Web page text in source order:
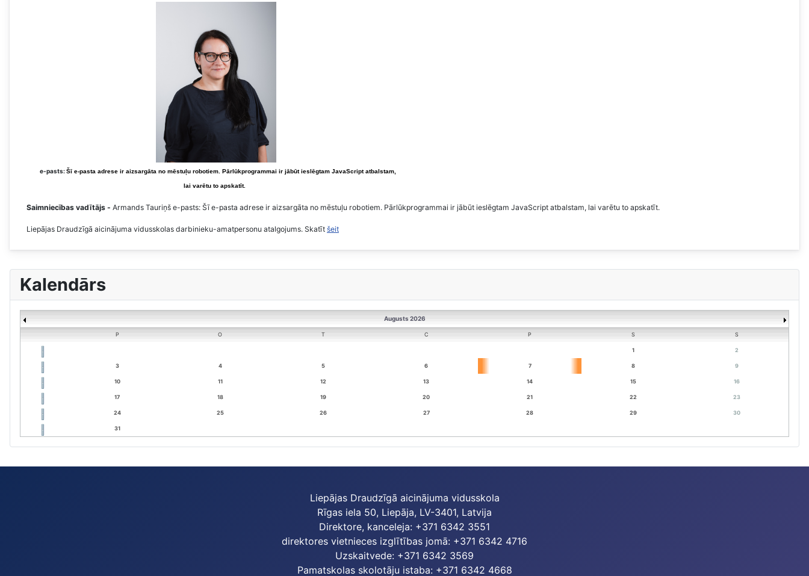
e-pasts:Šī e-pasta adrese ir aizsargāta no mēstuļu robotiem. Pārlūkprogrammai ir jābūt ieslēgtam JavaScript atbalstam,
lai varētu to apskatīt.
Saimniecības vadītājs - Armands Tauriņš e-pasts: Šī e-pasta adrese ir aizsargāta no mēstuļu robotiem. Pārlūkprogrammai ir jābūt ieslēgtam JavaScript atbalstam, lai varētu to apskatīt.
Liepājas Draudzīgā aicinājuma vidusskolas darbinieku-amatpersonu atalgojums. Skatīt šeit
Kalendārs
Augusts 2026
P O T C P S S
1 2
3 4 5 6 7 8 9
10 11 12 13 14 15 16
17 18 19 20 21 22 23
24 25 26 27 28 29 30
31
Liepājas Draudzīgā aicinājuma vidusskola
Rīgas iela 50, Liepāja, LV-3401, Latvija
Direktore, kanceleja: +371 6342 3551
direktores vietnieces izglītības jomā: +371 6342 4716
Uzskaitvede: +371 6342 3569
Pamatskolas skolotāju istaba: +371 6342 4668